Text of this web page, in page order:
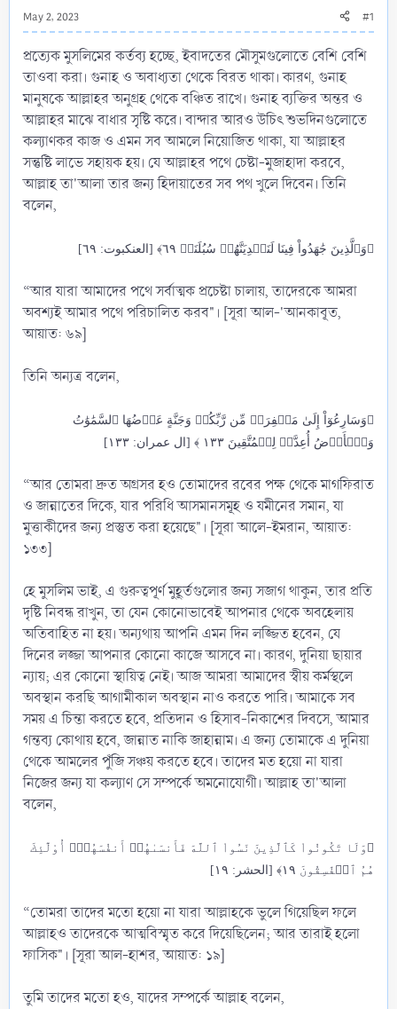
May 2, 2023 #1
প্রত্যেক মুসলিমের কর্তব্য হচ্ছে, ইবাদতের মৌসুমগুলোতে বেশি বেশি
তাওবা করা। গুনাহ ও অবাধ্যতা থেকে বিরত থাকা। কারণ, গুনাহ
মানুষকে আল্লাহর অনুগ্রহ থেকে বঞ্চিত রাখে। গুনাহ ব্যক্তির অন্তর ও
আল্লাহর মাঝে বাধার সৃষ্টি করে। বান্দার আরও উচিৎ শুভদিনগুলোতে
কল্যাণকর কাজ ও এমন সব আমলে নিয়োজিত থাকা, যা আল্লাহর
সন্তুষ্টি লাভে সহায়ক হয়। যে আল্লাহর পথে চেষ্টা-মুজাহাদা করবে,
আল্লাহ তা'আলা তার জন্য হিদায়াতের সব পথ খুলে দিবেন। তিনি
বলেন,
﴿وَٱلَّذِينَ جَٰهَدُواْ فِينَا لَنَهۡدِيَنَّهُمۡ سُبُلَنَاۚ ٦٩﴾ [العنكبوت: ٦٩]
“আর যারা আমাদের পথে সর্বাত্মক প্রচেষ্টা চালায়, তাদেরকে আমরা
অবশ্যই আমার পথে পরিচালিত করব"। [সূরা আল-'আনকাবূত,
আয়াত: ৬৯]
তিনি অন্যত্র বলেন,
﴿وَسَارِعُوٓاْ إِلَىٰ مَغۡفِرَةٖ مِّن رَّبِّكُمۡ وَجَنَّةٍ عَرۡضُهَا ٱلسَّمَٰوَٰتُ
وَٱلۡأَرۡضُ أُعِدَّتۡ لِلۡمُتَّقِينَ ١٣٣ ﴾ [ال عمران: ١٣٣]
“আর তোমরা দ্রুত অগ্রসর হও তোমাদের রবের পক্ষ থেকে মাগফিরাত
ও জান্নাতের দিকে, যার পরিধি আসমানসমূহ ও যমীনের সমান, যা
মুত্তাকীদের জন্য প্রস্তুত করা হয়েছে"। [সূরা আলে-ইমরান, আয়াত:
১৩৩]
হে মুসলিম ভাই, এ গুরুত্বপূর্ণ মুহূর্তগুলোর জন্য সজাগ থাকুন, তার প্রতি
দৃষ্টি নিবন্ধ রাখুন, তা যেন কোনোভাবেই আপনার থেকে অবহেলায়
অতিবাহিত না হয়। অন্যথায় আপনি এমন দিন লজ্জিত হবেন, যে
দিনের লজ্জা আপনার কোনো কাজে আসবে না। কারণ, দুনিয়া ছায়ার
ন্যায়; এর কোনো স্থায়িত্ব নেই। আজ আমরা আমাদের স্বীয় কর্মস্থলে
অবস্থান করছি আগামীকাল অবস্থান নাও করতে পারি। আমাকে সব
সময় এ চিন্তা করতে হবে, প্রতিদান ও হিসাব-নিকাশের দিবসে, আমার
গন্তব্য কোথায় হবে, জান্নাত নাকি জাহান্নাম। এ জন্য তোমাকে এ দুনিয়া
থেকে আমলের পুঁজি সঞ্চয় করতে হবে। তাদের মত হয়ো না যারা
নিজের জন্য যা কল্যাণ সে সম্পর্কে অমনোযোগী। আল্লাহ তা'আলা
বলেন,
﴿وَلَا تَكُونُواْ كَٱلَّذِينَ نَسُواْ ٱللَّهَ فَأَنسَىٰهُمۡ أَنفُسَهُمۡۚ أُوْلَٰٓئِكَ
هُمُ ٱلۡفَٰسِقُونَ ١٩﴾ [الحشر: ١٩]
“তোমরা তাদের মতো হয়ো না যারা আল্লাহকে ভুলে গিয়েছিল ফলে
আল্লাহও তাদেরকে আত্মবিস্মৃত করে দিয়েছিলেন; আর তারাই হলো
ফাসিক"। [সূরা আল-হাশর, আয়াত: ১৯]
তুমি তাদের মতো হও, যাদের সম্পর্কে আল্লাহ বলেন,